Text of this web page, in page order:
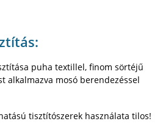
puha textillel, finom sörtéjű
alkalmazva mosó berendezéssel
tisztítószerek használata tilos!